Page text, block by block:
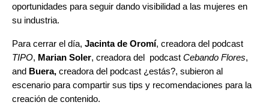
oportunidades para seguir dando visibilidad a las mujeres en
su industria.
Para cerrar el día, Jacinta de Oromí, creadora del podcast
TIPO, Marian Soler, creadora del podcast Cebando Flores,
and Buera, creadora del podcast ¿estás?, subieron al
escenario para compartir sus tips y recomendaciones para la
creación de contenido.